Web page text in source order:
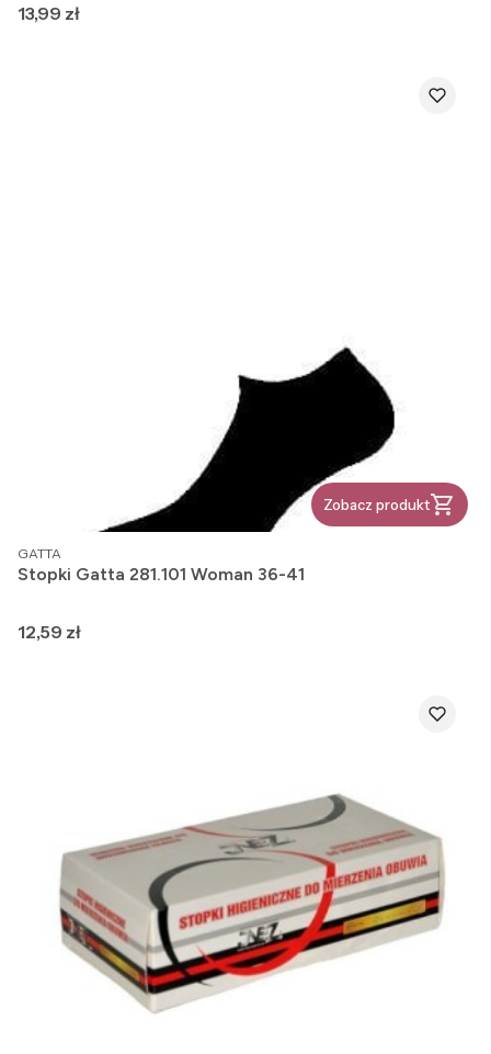
Cena
13,99 zł
Zobacz produkt
PRODUCENT
GATTA
Stopki Gatta 281.101 Woman 36-41
Cena
12,59 zł